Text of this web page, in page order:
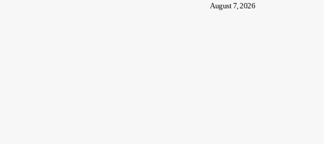
August 7, 2026